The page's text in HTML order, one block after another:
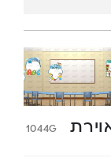
1044G